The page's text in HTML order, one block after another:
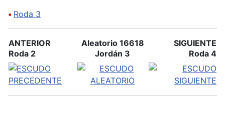
• Roda 3
ANTERIOR
Roda 2
Aleatorio 16618
Jordán 3
SIGUIENTE
Roda 4